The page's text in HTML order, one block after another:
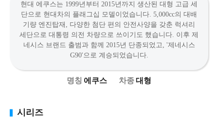
현대 에쿠스는 1999년부터 2015년까지 생산된 대형 고급 세
단으로 현대차의 플래그십 모델이었습니다. 5,000cc의 대배
기량 엔진탑재, 다양한 첨단 편의 안전사양을 갖춘 럭셔리
세단으로 대통령 의전 차량으로 쓰이기도 했습니다. 이후 제
네시스 브랜드 출범과 함께 2015년 단종되었고, '제네시스
G90'으로 계승되었습니다.
에쿠스 대형
시리즈